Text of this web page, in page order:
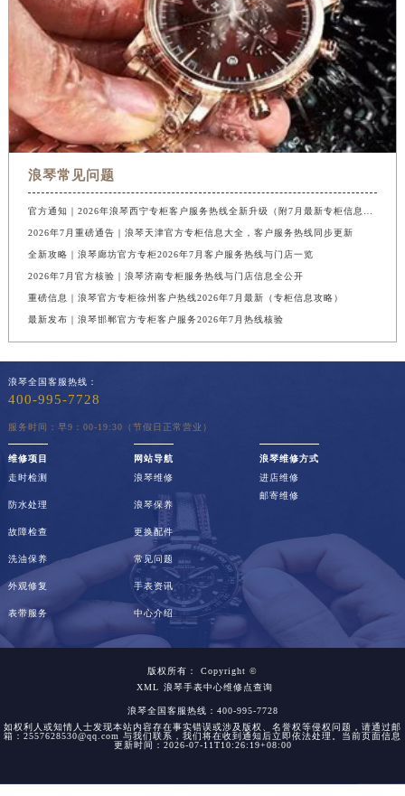
浪琴常见问题
2026年7月重磅通告｜浪琴天津官方专柜信息大全，客户服务热线同步更新
全新攻略｜浪琴廊坊官方专柜2026年7月客户服务热线与门店一览
2026年7月官方核验｜浪琴济南专柜服务热线与门店信息全公开
重磅信息｜浪琴官方专柜徐州客户热线2026年7月最新（专柜信息攻略）
最新发布｜浪琴邯郸官方专柜客户服务2026年7月热线核验
浪琴全国客服热线：
400-995-7728
服务时间：早9：00-19:30（节假日正常营业）
维修项目
走时检测
防水处理
故障检查
洗油保养
外观修复
表带服务
网站导航
浪琴维修
浪琴保养
更换配件
常见问题
手表资讯
中心介绍
浪琴维修方式
进店维修
邮寄维修
版权所有：
Copyright ©
浪琴手表中心维修点查询
XML
浪琴全国客服热线：400-995-7728
如权利人或知情人士发现本站内容存在事实错误或涉及版权、名誉权等侵权问题，请通过邮
箱：2557628530@qq.com 与我们联系，我们将在收到通知后立即依法处理。当前页面信息
更新时间：2026-07-11T10:26:19+08:00